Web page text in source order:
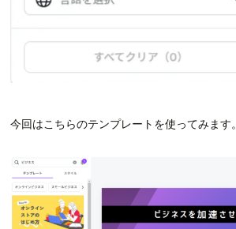
今回はこちらのテンプレートを使ってみます。